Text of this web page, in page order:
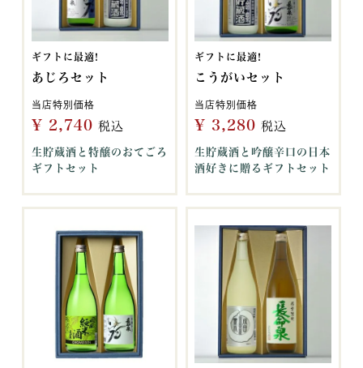
ギフトに最適!
あじろセット
当店特別価格
¥ 2,740 税込
生貯蔵酒と特醸のおてごろ
ギフトセット
ギフトに最適!
こうがいセット
当店特別価格
¥ 3,280 税込
生貯蔵酒と吟醸辛口の日本
酒好きに贈るギフトセット